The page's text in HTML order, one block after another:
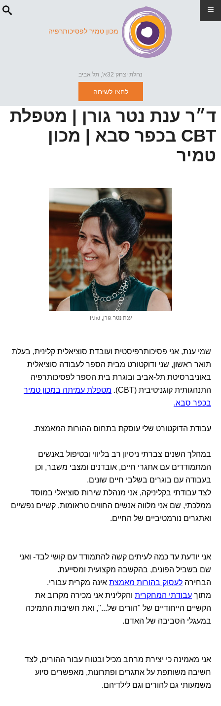
מכון טמיר לפסיכותרפיה
נחלת יצחק 32א', תל אביב
לחצו לשיחה
ד״ר ענת נטר גורן | מטפלת
CBT בכפר סבא | מכון
טמיר
ענת נטר גורן, P.hd
שמי ענת, אני פסיכותרפיסטית ועובדת סוציאלית קלינית, בעלת
תואר ראשון, שני ודוקטורט מבית הספר לעבודה סוציאלית
באוניברסיטת תל-אביב ובוגרת בית הספר לפסיכותרפיה
התנהגותית קוגניטיבית (CBT).
מטפלת עמיתה במכון טמיר
בכפר סבא.
עבודת הדוקטורט שלי עוסקת בתחום ההורות המאמצת.
במהלך השנים צברתי ניסיון רב בליווי ובטיפול באנשים
המתמודדים עם אתגרי חיים, אובדנים ומצבי משבר, וכן
בעבודה עם בוגרים בשלבי חיים שונים.
לצד עבודתי בקליניקה, אני מנהלת שירות סוציאלי במוסד
ממלכתי, שם אני מלווה אנשים החווים טראומות, קשיים נפשיים
ואתגרים נורמטיביים של החיים.
אני יודעת עד כמה לעיתים קשה להתמודד עם קושי לבד- ואני
שם בשביל הפונים, בהקשבה מקצועית ומסייעת.
הבחירה לעסוק בהורות מאמצת אינה מקרית עבורי.
מתוך עבודתי המחקרית והקלינית אני מכירה מקרוב את
הקשיים הייחודיים של "הורים של...", ואת חשיבות התמיכה
במעגלי הסביבה של האדם.
אני מאמינה כי יצירת מרחב מכיל ובטוח עבור ההורים, לצד
חשיבה משותפת על אתגרים ופתרונות, מאפשרים סיוע
משמעותי גם להורים וגם לילדיהם.
≡